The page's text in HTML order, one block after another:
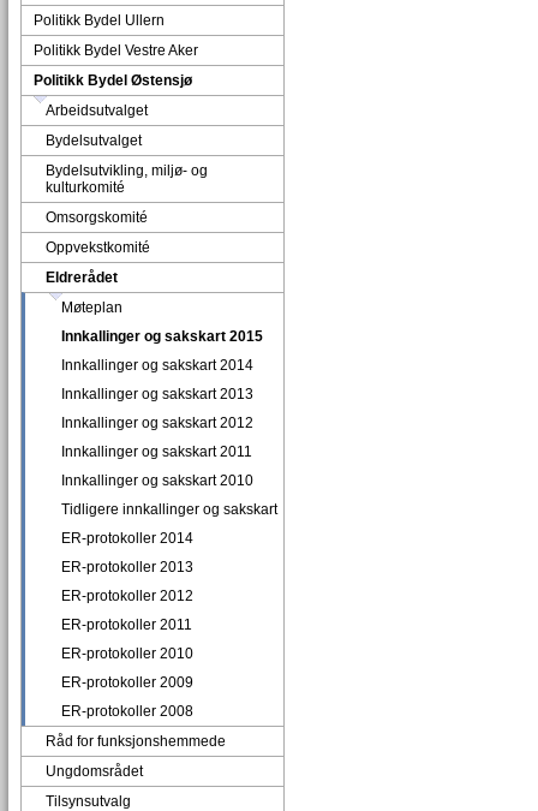
Politikk Bydel Ullern
Politikk Bydel Vestre Aker
Politikk Bydel Østensjø
Arbeidsutvalget
Bydelsutvalget
Bydelsutvikling, miljø- og
kulturkomité
Omsorgskomité
Oppvekstkomité
Eldrerådet
Møteplan
Innkallinger og sakskart 2015
Innkallinger og sakskart 2014
Innkallinger og sakskart 2013
Innkallinger og sakskart 2012
Innkallinger og sakskart 2011
Innkallinger og sakskart 2010
Tidligere innkallinger og sakskart
ER-protokoller 2014
ER-protokoller 2013
ER-protokoller 2012
ER-protokoller 2011
ER-protokoller 2010
ER-protokoller 2009
ER-protokoller 2008
Råd for funksjonshemmede
Ungdomsrådet
Tilsynsutvalg